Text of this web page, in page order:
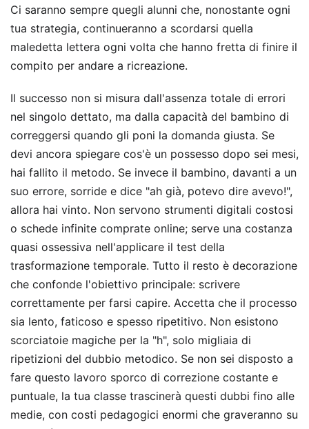
Ci saranno sempre quegli alunni che, nonostante ogni
tua strategia, continueranno a scordarsi quella
maledetta lettera ogni volta che hanno fretta di finire il
compito per andare a ricreazione.
Il successo non si misura dall'assenza totale di errori
nel singolo dettato, ma dalla capacità del bambino di
correggersi quando gli poni la domanda giusta. Se
devi ancora spiegare cos'è un possesso dopo sei mesi,
hai fallito il metodo. Se invece il bambino, davanti a un
suo errore, sorride e dice "ah già, potevo dire avevo!",
allora hai vinto. Non servono strumenti digitali costosi
o schede infinite comprate online; serve una costanza
quasi ossessiva nell'applicare il test della
trasformazione temporale. Tutto il resto è decorazione
che confonde l'obiettivo principale: scrivere
correttamente per farsi capire. Accetta che il processo
sia lento, faticoso e spesso ripetitivo. Non esistono
scorciatoie magiche per la "h", solo migliaia di
ripetizioni del dubbio metodico. Se non sei disposto a
fare questo lavoro sporco di correzione costante e
puntuale, la tua classe trascinerà questi dubbi fino alle
medie, con costi pedagogici enormi che graveranno su